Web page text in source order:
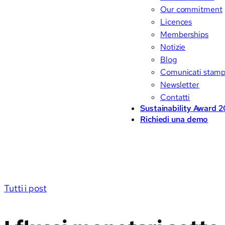
Our commitment
Licences
Memberships
Notizie
Blog
Comunicati
Newsletter
Contatti
Sustainability Award
Richiedi una demo
Tutti i post